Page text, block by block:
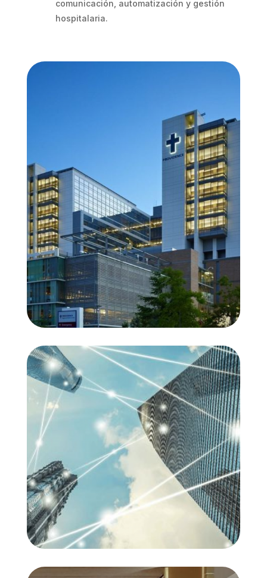
comunicación, automatización y gestión
hospitalaria.